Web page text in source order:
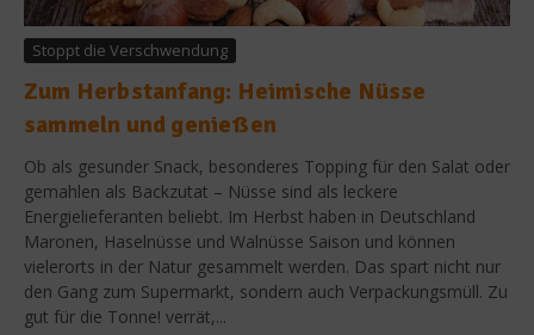
Stoppt die Verschwendung
Zum Herbstanfang: Heimische Nüsse
sammeln und genießen
Ob als gesunder Snack, besonderes Topping für den Salat oder
gemahlen als Backzutat – Nüsse sind als leckere
Energielieferanten beliebt. Im Herbst haben in Deutschland
Maronen, Haselnüsse und Walnüsse Saison und können
vielerorts in der Natur gesammelt werden. Das spart nicht nur
den Gang zum Supermarkt, sondern auch Verpackungsmüll. Zu
gut für die Tonne! verrät,...